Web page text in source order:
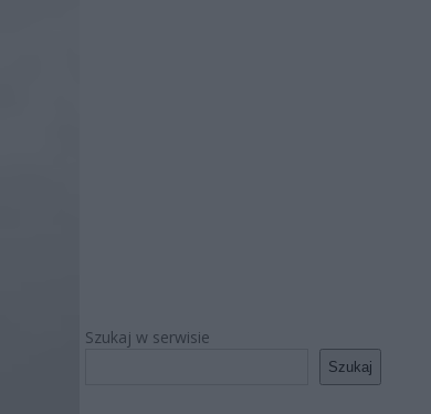
Szukaj w serwisie
Szukaj